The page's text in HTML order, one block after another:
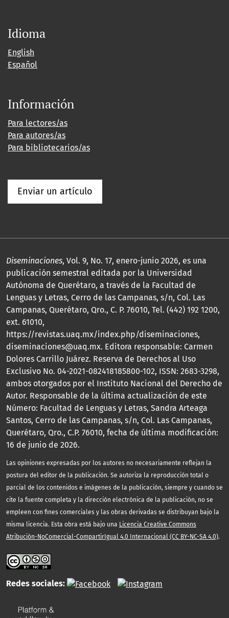
Idioma
English
Español
Información
Para lectores/as
Para autores/as
Para bibliotecarios/as
Enviar un artículo
Diseminaciones, Vol. 9, No. 17, enero-junio 2026, es una
publicación semestral editada por la Universidad
Autónoma de Querétaro, a través de la Facultad de
Lenguas y Letras, Cerro de las Campanas, s/n, Col. Las
Campanas, Querétaro, Qro., C. P. 76010, Tel. (442) 192 1200,
ext. 61010,
https://revistas.uaq.mx/index.php/diseminaciones,
diseminaciones@uaq.mx. Editora responsable: Carmen
Dolores Carrillo Juárez. Reserva de Derechos al Uso
Exclusivo No. 04-2021-082418185800-102, ISSN: 2683-3298,
ambos otorgados por el Instituto Nacional del Derecho de
Autor. Responsable de la última actualización de este
Número: Facultad de Lenguas y Letras, Sandra Arteaga
Santos, Cerro de las Campanas, s/n, Col. Las Campanas,
Querétaro, Qro., C.P. 76010, fecha de última modificación:
16 de junio de 2026.
Las opiniones expresadas por los autores no necesariamente reflejan la
postura del editor de la publicación. Se autoriza la reproducción total o
parcial de los contenidos e imágenes de la publicación, siempre y cuando se
cite la fuente completa y la dirección electrónica de la publicación, no se
empleen con fines comerciales y las obras derivadas se distribuyan bajo la
misma licencia. Esta obra está bajo una Licencia Creative Commons
Atribución-NoComercial-CompartirIgual 4.0 Internacional (CC BY-NC-SA 4.0).
Redes sociales: